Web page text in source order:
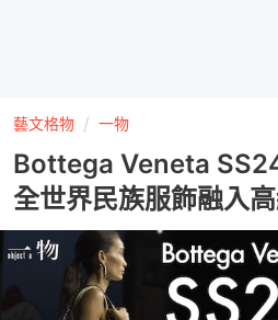
藝文格物 一物
Bottega Veneta
全世界民族服飾融入